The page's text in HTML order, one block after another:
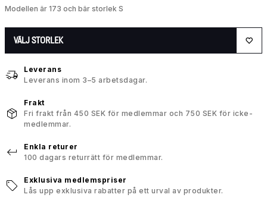
Modellen är 173 och bär storlek S
VÄLJ STORLEK
Leverans
Leverans inom 3–5 arbetsdagar.
Frakt
Fri frakt från 450 SEK för medlemmar och 750 SEK för icke-
medlemmar.
Enkla returer
100 dagars returrätt för medlemmar.
Exklusiva medlemspriser
Lås upp exklusiva rabatter på ett urval av produkter.